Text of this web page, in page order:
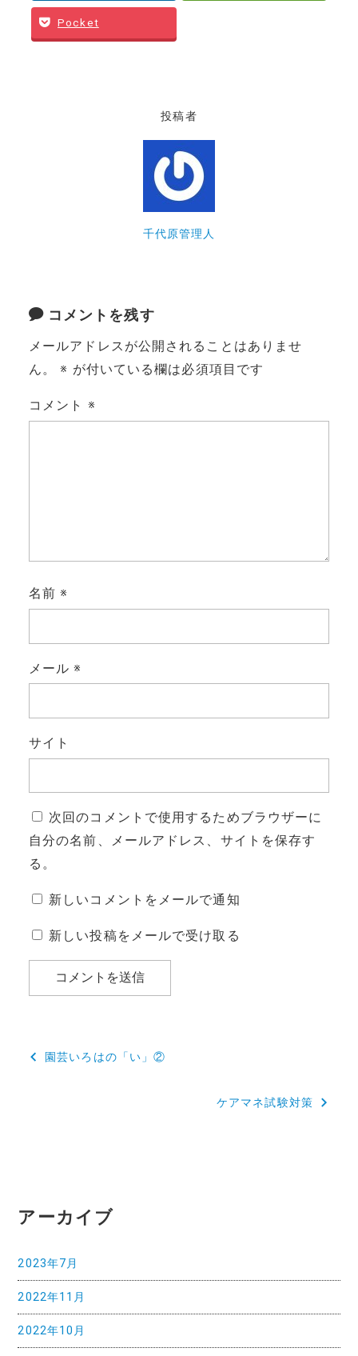
Pocket
投稿者
千代原管理人
コメントを残す
メールアドレスが公開されることはありませ
ん。
※ が付いている欄は必須項目です
コメント ※
名前※
メール※
サイト
次回のコメントで使用するためブラウザーに
自分の名前、メールアドレス、サイトを保存す
る。
新しいコメントをメールで通知
新しい投稿をメールで受け取る
投
ョ
ン
園芸いろはの「い」②
ケアマネ試験対策
アーカイブ
2023年7月
2022年11月
2022年10月